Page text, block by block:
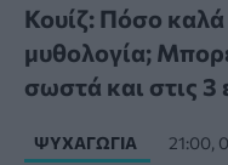
Κουίζ: Πόσο
μυθολογία;
σωστά και στις 3
ΨΥΧΑΓΩΓΊΑ 21:00,